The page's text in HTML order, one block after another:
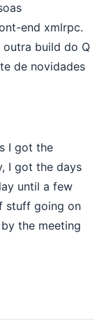
end xmlrpc.
outra build do Q
de novidades
I got the
I got the days
until a few
stuff going on
the meeting